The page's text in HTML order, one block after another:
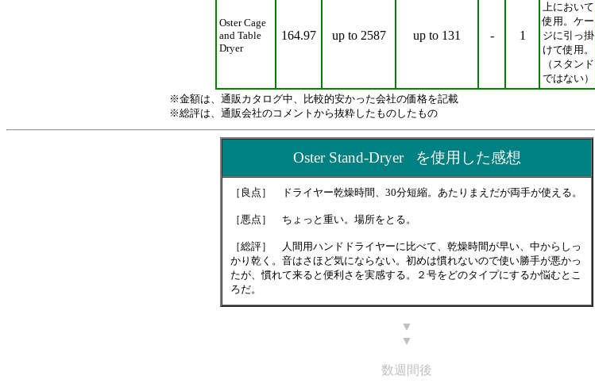
Oster Cage
and Table
Dryer
164.97 up to 2587 up to 131 - 1
上において
使用。ケー
ジに引っ掛
けて使用。
（スタンド
ではない）
※金額は、通販カタログ中、比較的安かった会社の価格を記載
※総評は、通販会社のコメントから抜粋したものしたもの
Oster Stand-Dryer を使用した感想
［良点］ ドライヤー乾燥時間、30分短縮。あたりまえだが両手が使える。
［悪点］ ちょっと重い。場所をとる。
［総評］ 人間用ハンドドライヤーに比べて、乾燥時間が早い、中からしっ
かり乾く。音はさほど気にならない。初めは慣れないので使い勝手が悪かっ
たが、慣れて来ると便利さを実感する。
２号をどのタイプにするか悩むとこ
ろだ。
▼
▼
数週間後